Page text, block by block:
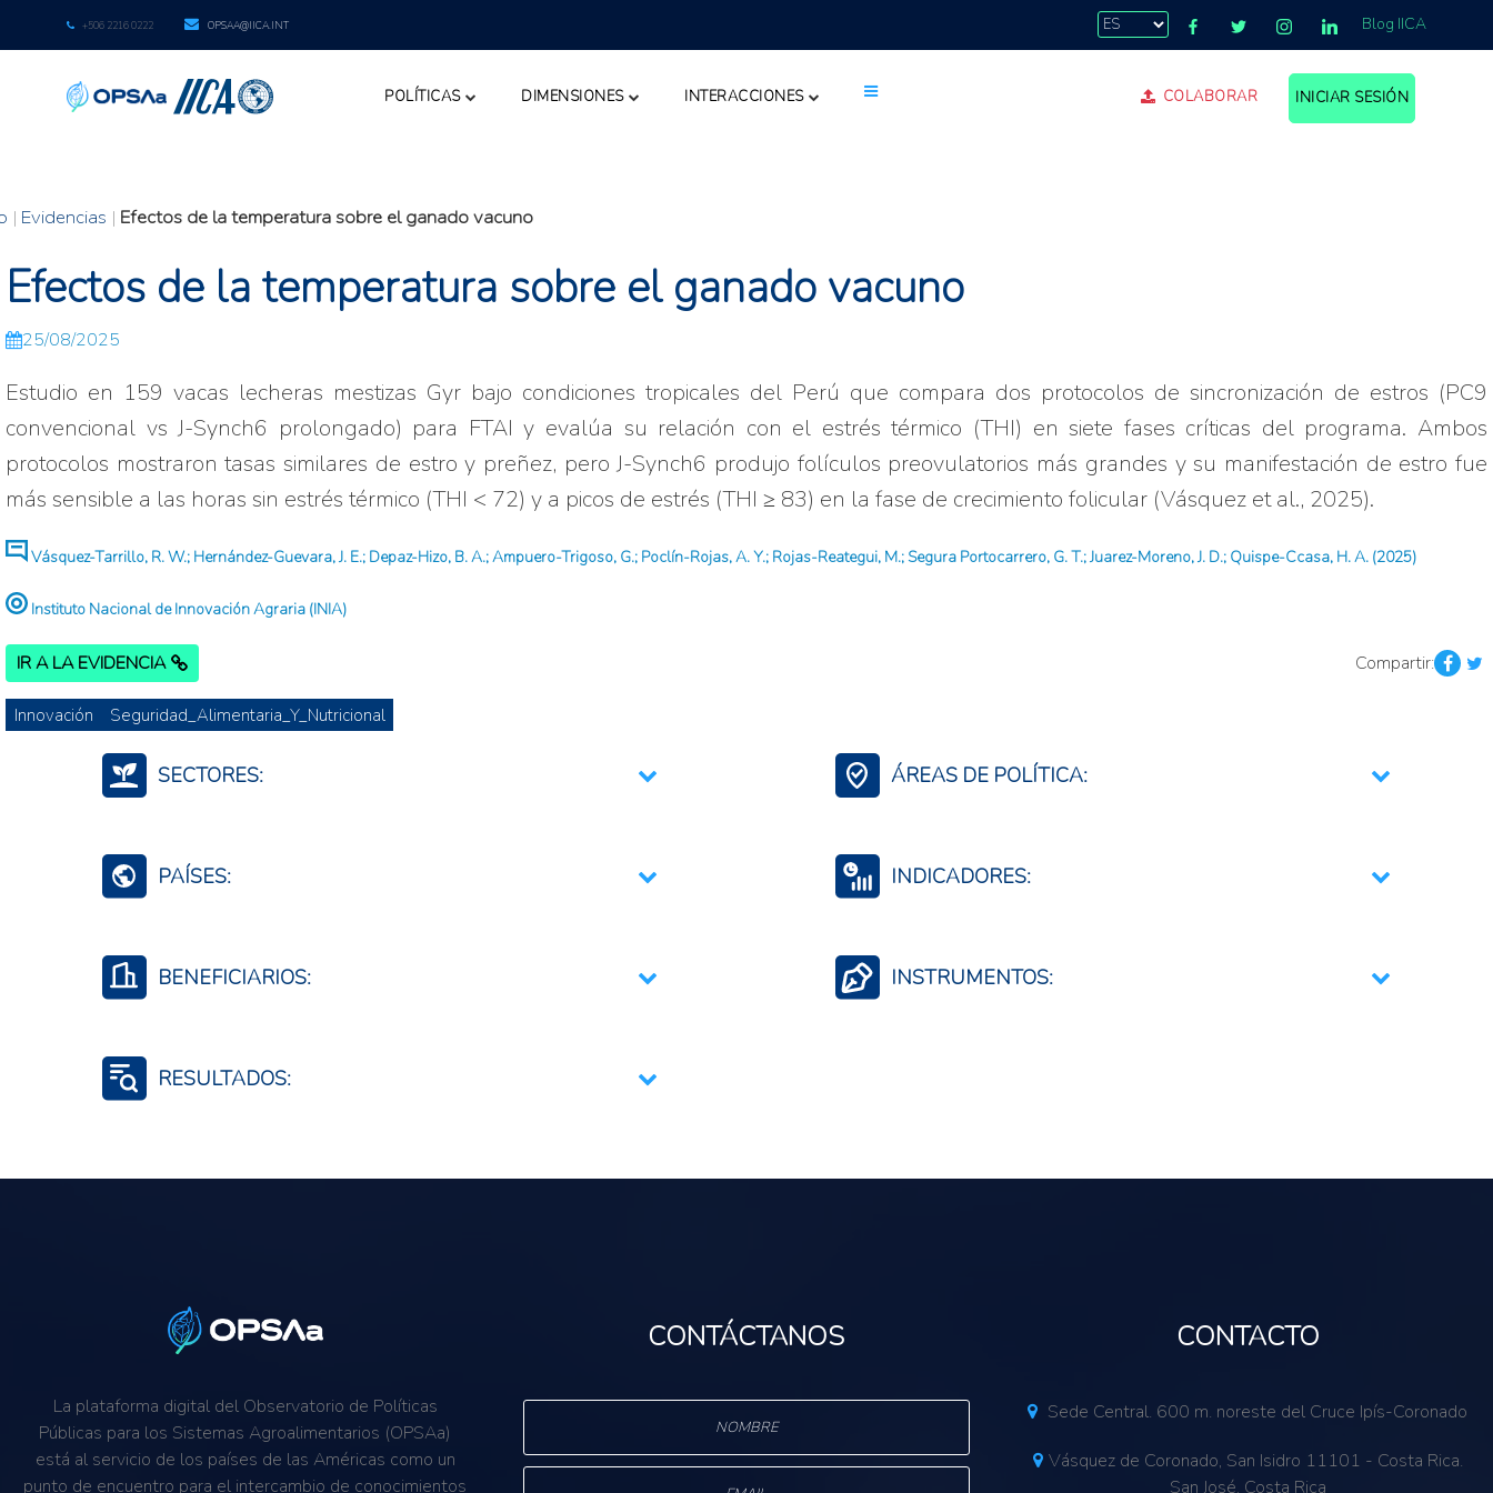
+506 2216 0222 OPSAA@IICA.INT Blog IICA
POLÍTICAS DIMENSIONES INTERACCIONES COLABORAR INICIAR SESIÓN
| Evidencias | Efectos de la temperatura sobre el ganado vacuno
Efectos de la temperatura sobre el ganado vacuno
25/08/2025
Estudio en 159 vacas lecheras mestizas Gyr bajo condiciones tropicales del Perú que compara dos protocolos de sincronización de estros (PC9
convencional vs J-Synch6 prolongado) para FTAI y evalúa su relación con el estrés térmico (THI) en siete fases críticas del programa. Ambos
protocolos mostraron tasas similares de estro y preñez, pero J-Synch6 produjo folículos preovulatorios más grandes y su manifestación de estro fue
más sensible a las horas sin estrés térmico (THI < 72) y a picos de estrés (THI ≥ 83) en la fase de crecimiento folicular (Vásquez et al., 2025).
Vásquez-Tarrillo, R. W.; Hernández-Guevara, J. E.; Depaz-Hizo, B. A.; Ampuero-Trigoso, G.; Poclín-Rojas, A. Y.; Rojas-Reategui, M.; Segura Portocarrero, G. T.; Juarez-Moreno, J. D.; Quispe-Ccasa, H. A. (2025)
Instituto Nacional de Innovación Agraria (INIA)
IR A LA EVIDENCIA Compartir:
Innovación Seguridad_Alimentaria_Y_Nutricional
SECTORES:
Animales Vivos
Cadena de Lácteos
ÁREAS DE POLÍTICA:
Contexto Agroalimentario
PAÍSES: INDICADORES:
Producción agropecuaria
BENEFICIARIOS: INSTRUMENTOS:
RESULTADOS:
La plataforma digital del Observatorio de Políticas
Públicas para los Sistemas Agroalimentarios (OPSAa)
está al servicio de los países de las Américas como un
punto de encuentro para el intercambio de conocimientos
CONTÁCTANOS CONTACTO
Sede Central. 600 m. noreste del Cruce Ipís-Coronado
Vásquez de Coronado, San Isidro 11101 - Costa Rica.
San José, Costa Rica